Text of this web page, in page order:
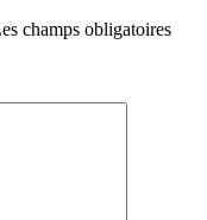
champs obligatoires